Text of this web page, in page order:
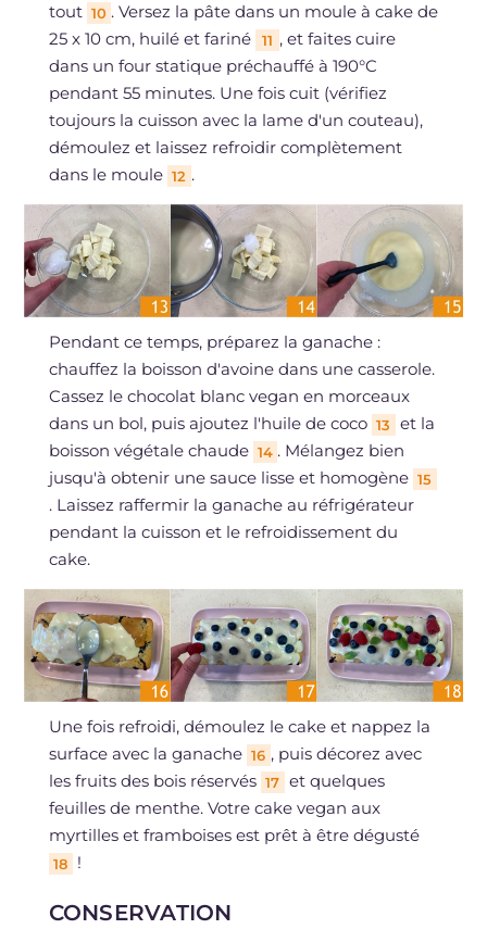
tout 10 . Versez la pâte dans un moule à cake de
25 x 10 cm, huilé et fariné
11 , et faites cuire
dans un four statique préchauffé à 190°C
pendant 55 minutes. Une fois cuit (vérifiez
toujours la cuisson avec la lame d'un couteau),
démoulez et laissez refroidir complètement
dans le moule 12 .
Pendant ce temps, préparez la ganache :
chauffez la boisson d'avoine dans une casserole.
Cassez le chocolat blanc vegan en morceaux
dans un bol, puis ajoutez l'huile de coco 13
et la
boisson végétale chaude 14 . Mélangez bien
jusqu'à obtenir une sauce lisse et homogène 15
. Laissez raffermir la ganache au réfrigérateur
pendant la cuisson et le refroidissement du
cake.
Une fois refroidi, démoulez le cake et nappez la
surface avec la ganache 16 , puis décorez avec
les fruits des bois réservés 17 et quelques
feuilles de menthe. Votre cake vegan aux
myrtilles et framboises est prêt à être dégusté
18 !
CONSERVATION